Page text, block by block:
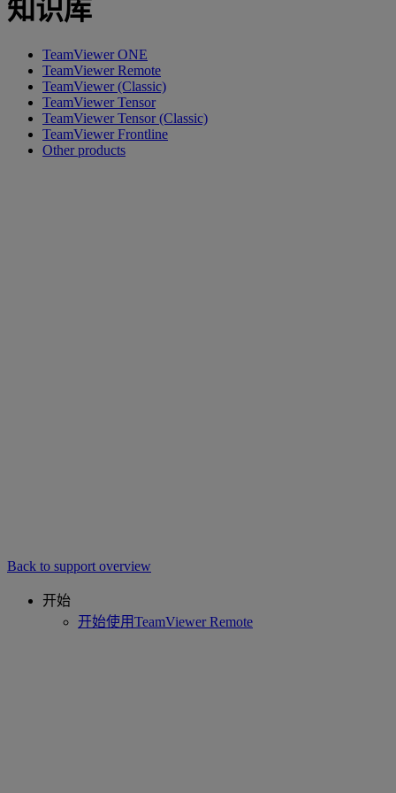
知识库
TeamViewer ONE
TeamViewer Remote
TeamViewer (Classic)
TeamViewer Tensor
TeamViewer Tensor (Classic)
TeamViewer Frontline
Other products
Back to support overview
开始
开始使用TeamViewer Remote